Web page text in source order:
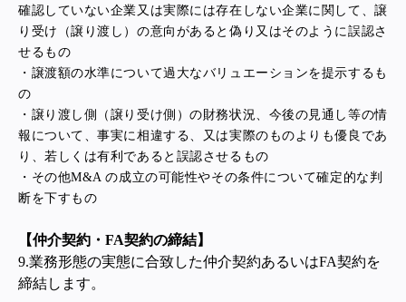
確認していない企業又は実際には存在しない企業に関して、譲
り受け（譲り渡し）の意向があると偽り又はそのように誤認さ
せるもの
・譲渡額の水準について過大なバリュエーションを提示するも
の
・譲り渡し側（譲り受け側）の財務状況、今後の見通し等の情
報について、事実に相違する、又は実際のものよりも優良であ
り、若しくは有利であると誤認させるもの
・その他M&A の成立の可能性やその条件について確定的な判
断を下すもの
【仲介契約・FA契約の締結】
9.業務形態の実態に合致した仲介契約あるいはFA契約を
締結します。